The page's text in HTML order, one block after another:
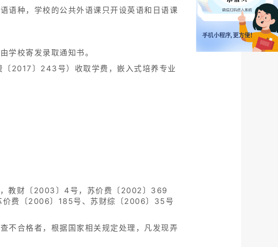
语种，学校的公共外语课只开设英语和日语课
学校寄发录取通知书。
2017〕243号）收取学费，嵌入式培养专业
教财〔2003〕4号，苏价费〔2002〕369
费〔2006〕185号、苏财综〔2006〕35号
不合格者，根据国家相关规定处理，凡发现弄